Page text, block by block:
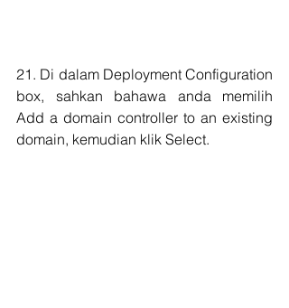
21. Di dalam Deployment Configuration
box, sahkan bahawa anda memilih
Add a domain controller to an existing
domain, kemudian klik Select.